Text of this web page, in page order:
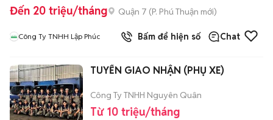
Đến 20 triệu/tháng Quận 7 (P. Phú Thuận mới)
Công Ty TNHH Lập Phúc Bấm để hiện số Chat
TUYỂN GIAO NHẬN (PHỤ XE)
Công Ty TNHH Nguyên Quân
Từ 10 triệu/tháng